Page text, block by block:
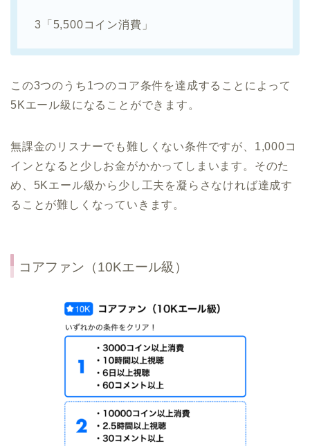
3「5,500コイン消費」
この3つのうち1つのコア条件を達成することによって
5Kエール級になることができます。
無課金のリスナーでも難しくない条件ですが、1,000コ
インとなると少しお金がかかってしまいます。そのた
め、5Kエール級から少し工夫を凝らさなければ達成す
ることが難しくなっていきます。
コアファン（10Kエール級）